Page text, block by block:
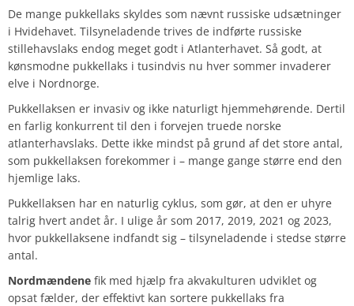
De mange pukkellaks skyldes som nævnt russiske udsætninger
i Hvidehavet. Tilsyneladende trives de indførte russiske
stillehavslaks endog meget godt i Atlanterhavet. Så godt, at
kønsmodne pukkellaks i tusindvis nu hver sommer invaderer
elve i Nordnorge.
Pukkellaksen er invasiv og ikke naturligt hjemmehørende. Dertil
en farlig konkurrent til den i forvejen truede norske
atlanterhavslaks. Dette ikke mindst på grund af det store antal,
som pukkellaksen forekommer i – mange gange større end den
hjemlige laks.
Pukkellaksen har en naturlig cyklus, som gør, at den er uhyre
talrig hvert andet år. I ulige år som 2017, 2019, 2021 og 2023,
hvor pukkellaksene indfandt sig – tilsyneladende i stedse større
antal.
Nordmændene fik med hjælp fra akvakulturen udviklet og
opsat fælder, der effektivt kan sortere pukkellaks fra